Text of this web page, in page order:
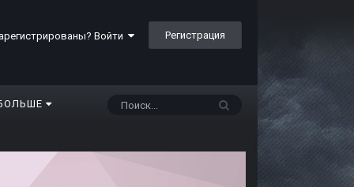
Войти Регистрация